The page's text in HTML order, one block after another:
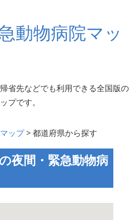
動物病院マッ
省先などでも利用できる全国版の
プです。
ップ> 都道府県から探す
夜間・緊急動物病